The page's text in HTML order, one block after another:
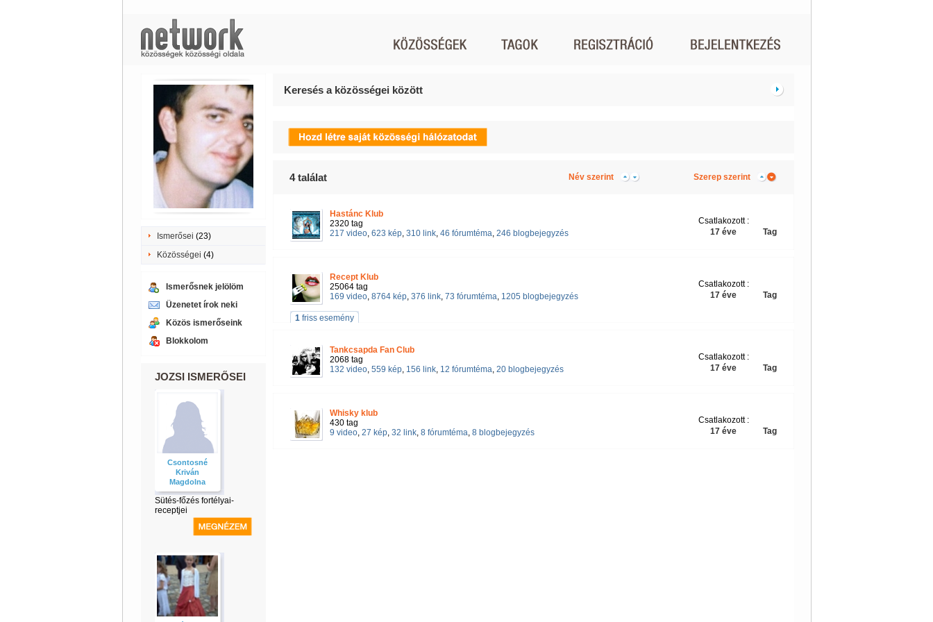
Ismerősei (23)
Közösségei (4)
Ismerősnek jelölöm
Üzenetet írok neki
Közös ismerőseink
Blokkolom
JOZSI ISMERŐSEI
Csontosné
Kriván
Magdolna
Sütés-főzés fortélyai-
receptjei
Keresés a közösségei között
4találat Név szerint Szerep szerint
Hastánc Klub
2320 tag
217 video, 623 kép, 310 link, 46 fórumtéma, 246 blogbejegyzés Tag
Csatlakozott :
17 éve
Recept Klub
25064 tag
169 video, 8764 kép, 376 link, 73 fórumtéma, 1205 blogbejegyzés Tag
Csatlakozott :
17 éve
1friss esemény
Tankcsapda Fan Club
2068 tag
132 video, 559 kép, 156 link, 12 fórumtéma, 20 blogbejegyzés Tag
Csatlakozott :
17 éve
Whisky klub
430 tag
9 video, 27 kép, 32 link, 8 fórumtéma, 8 blogbejegyzés Tag
Csatlakozott :
17 éve